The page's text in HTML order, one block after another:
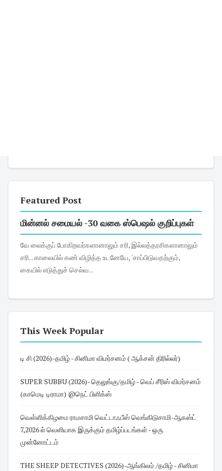
Featured Post
மின்னல் சமையல் -30 வகை ஸ்பெஷல் குறிப்புகள்
வே லைக்குப் போகிறவர்களானாலும் சரி, இல்லத்தரசிகளானாலும்
சரி... காலையில் கண் விழித்த உடனேயே, 'சாப்பிடுவதற்கும்,
கையில் எடுத்துச் செல்வ...
This Week Popular
டி சி (2026)-தமிழ் - சினிமா விமர்சனம் ( ஆக்சன் திரில்லர்)
SUPER SUBBU (2026)- தெலுங்கு/தமிழ் - வெப் சீரிஸ் விமர்சனம்
(காமெடி டிராமா) @நெட் பிளிக்ஸ்
வெள்ளிக்கிழமை ராமசாமி வெட்டாஃபீஸ் வெங்கிடுசாமி-ஆகஸ்ட்
7,2026 ல் வெளியாக இருக்கும் தமிழ்ப்படங்கள் - ஒரு
முன்னோட்டம்
THE SHEEP DETECTIVES (2026)-ஆங்கிலம் /தமிழ் - சினிமா